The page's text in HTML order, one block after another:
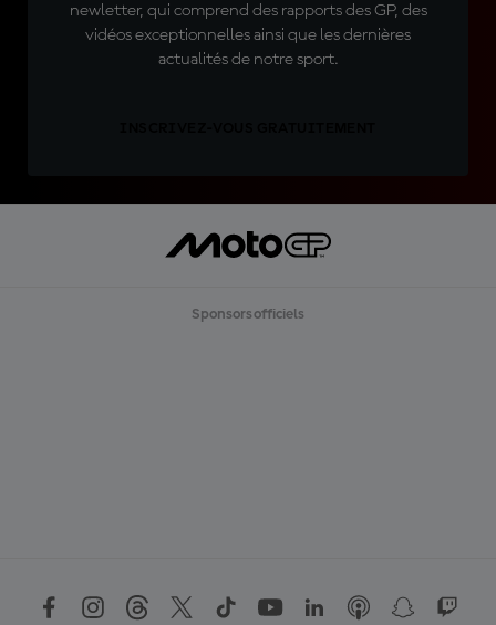
newletter, qui comprend des rapports des GP, des
vidéos exceptionnelles ainsi que les dernières
actualités de notre sport.
Sponsors officiels